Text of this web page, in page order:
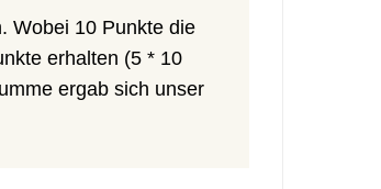
Wobei 10 Punkte die
erhalten (5 * 10
ergab sich unser